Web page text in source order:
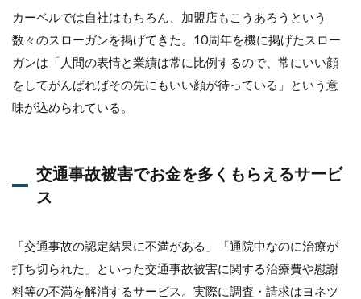
サ
ー
ス
4
日本
ット
5
10
日
間
乗
カーベルでは自社はもちろん、加盟店もこうあろうという
数々のスローガンを掲げてきた。10周年を機に掲げたスロー
ガンは「人間の表情と業績は常に比例するので、常にいい顔
をしてがんばればその先にもいい顔が待っている」という意
味が込められている。
交通事故被害でお金を多くもらえるサービ
ス
「交通事故の認定結果に不満がある」「通院中なのに治療が
打ち切られた」といった交通事故被害に関する治療費や慰謝
料等の不満を解消するサービス。実際に調査・請求はヨネツ